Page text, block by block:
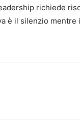
richiede
è il silenzio